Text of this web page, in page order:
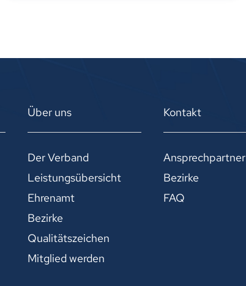
Über uns
Der Verband
Leistungsübersicht
Ehrenamt
Bezirke
Qualitätszeichen
Mitglied werden
Kontakt
Ansprechpartner
Bezirke
FAQ